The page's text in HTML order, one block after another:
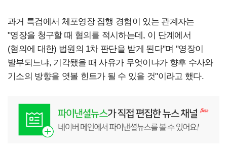
과거 특검에서 체포영장 집행 경험이 있는 관계자는
"영장을 청구할 때 혐의를 적시하는데, 이 단계에서
(혐의에 대한) 법원의 1차 판단을 받게 된다"며 "영장이
발부되느냐, 기각됐을 때 사유가 무엇이냐가 향후 수사와
기소의 방향을 엿볼 힌트가 될 수 있을 것"이라고 했다.